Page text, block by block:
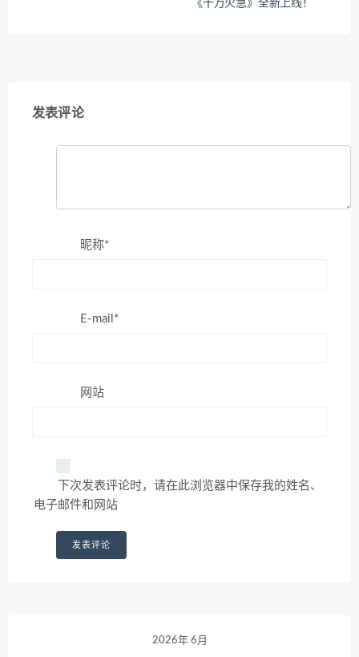
《十万火急》全新上线！
发表评论
昵称*
E-mail*
网站
下次发表评论时，请在此浏览器中保存我的姓名、
电子邮件和网站
2026年 6月